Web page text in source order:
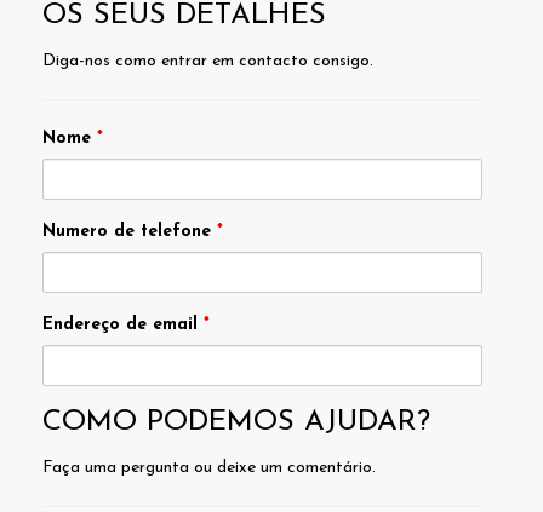
OS SEUS DETALHES
Diga-nos como entrar em contacto consigo.
Nome *
Numero de telefone *
Endereço de email *
COMO PODEMOS AJUDAR?
Faça uma pergunta ou deixe um comentário.